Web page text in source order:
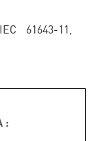
61643-11,
: